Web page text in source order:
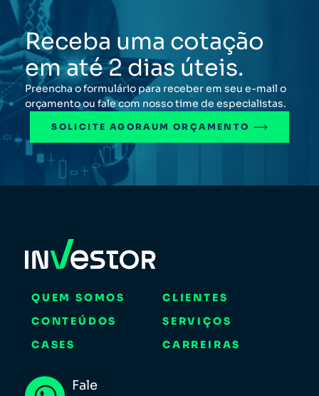
Receba uma cotação
em até 2 dias úteis.
Preencha o formulário para receber em seu e-mail o
orçamento ou fale com nosso time de especialistas.
SOLICITE AGORAUM ORÇAMENTO
QUEM SOMOS
CLIENTES
CONTEÚDOS
SERVIÇOS
CASES
CARREIRAS
Fale